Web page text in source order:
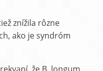
znížila rôzne
ako je syndróm